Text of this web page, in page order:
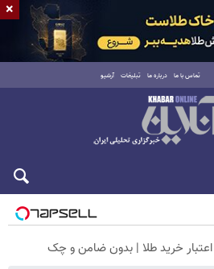
تماس با ما درباره ما تبلیغات آرشیو
×